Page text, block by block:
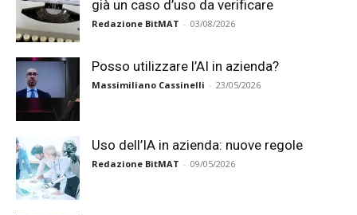
già un caso d’uso da verificare
Redazione BitMAT - 03/08/2026
Posso utilizzare l’AI in azienda?
Massimiliano Cassinelli - 23/05/2026
Uso dell’IA in azienda: nuove regole
Redazione BitMAT - 09/05/2026